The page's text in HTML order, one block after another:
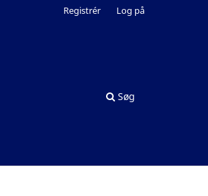
Søg
Registrér Log på